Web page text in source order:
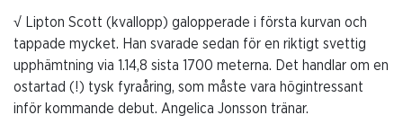
√ Lipton Scott (kvallopp) galopperade i första kurvan och
tappade mycket. Han svarade sedan för en riktigt svettig
upphämtning via 1.14,8 sista 1700 meterna. Det handlar om en
ostartad (!) tysk fyraåring, som måste vara högintressant
inför kommande debut. Angelica Jonsson tränar.